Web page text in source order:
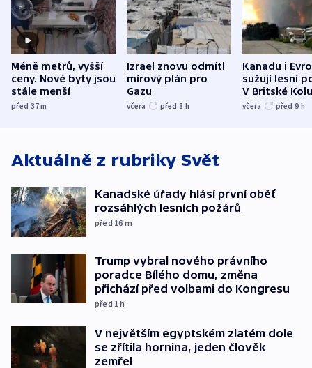
Méně metrů, vyšší
ceny. Nové byty jsou
stále menší
před 37m
Izrael znovu odmítl
mírový plán pro
Gazu
včera před 8 h
Kanadu i
sužují lesní
V Britské
evakuovali
včera před 9 h
Aktuálně z rubriky Svět
Kanadské úřady hlásí první oběť
rozsáhlých lesních požárů
před 16 m
Trump vybral nového právního
poradce Bílého domu, změna
přichází před volbami do Kongresu
před 1h
V největším egyptském zlatém dole
se zřítila hornina, jeden člověk
zemřel